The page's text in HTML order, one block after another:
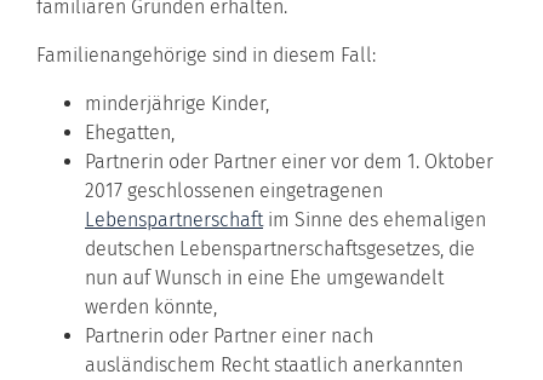
familiären Gründen erhalten.
Familienangehörige sind in diesem Fall:
minderjährige Kinder,
Ehegatten,
Partnerin oder Partner einer vor dem 1. Oktober
2017 geschlossenen eingetragenen
Lebenspartnerschaftim Sinne des ehemaligen
deutschen Lebenspartnerschaftsgesetzes, die
nun auf Wunsch in eine Ehe umgewandelt
werden könnte,
Partnerin oder Partner einer nach
ausländischem Recht staatlich anerkannten